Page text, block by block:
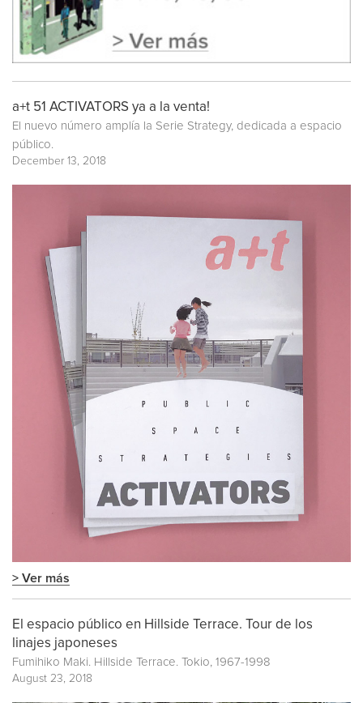
a+t 51 ACTIVATORS ya a la venta!
El nuevo número amplía la Serie Strategy, dedicada a espacio
público.
December 13, 2018
> Ver más
El espacio público en Hillside Terrace. Tour de los
linajes japoneses
Fumihiko Maki. Hillside Terrace. Tokio, 1967-1998
August 23, 2018